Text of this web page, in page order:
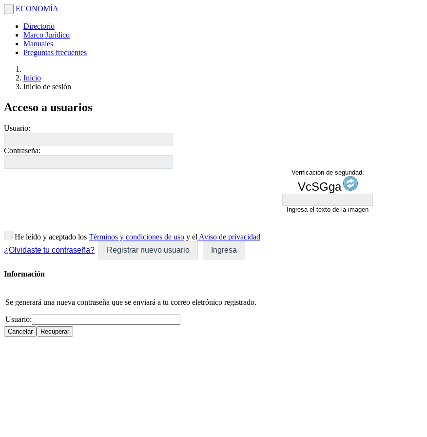
. ECONOMÍA
Directorio
Marco Jurídico
Manuales
Preguntas frecuentes
Inicio
Inicio de sesión
Acceso a usuarios
Usuario:
Contraseña:
Verificación de seguridad:
VcSGga
Ingresa el texto de la imagen
He leído y aceptado los Términos y condiciones de uso y el Aviso de privacidad
¿Olvidaste tu contraseña?
Registrar nuevo usuario Ingresa
Información
Se generará una nueva contraseña que se enviará a tu correo eletrónico registrado.
Usuario: